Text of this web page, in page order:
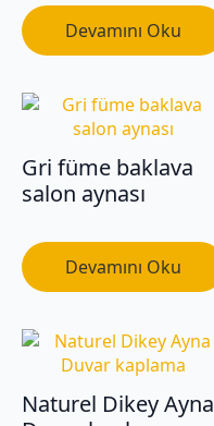
Devamını Oku
Gri füme baklava
salon aynası
Devamını Oku
Naturel Dikey Ayna